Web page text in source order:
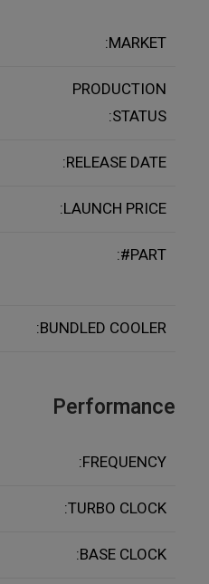
MARKET:
PRODUCTION
STATUS:
RELEASE DATE:
LAUNCH PRICE:
PART#:
BUNDLED COOLER:
Performance
FREQUENCY:
TURBO CLOCK:
BASE CLOCK: